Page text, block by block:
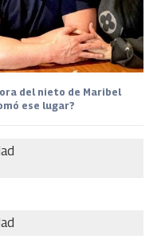
del nieto de Maribel
ese lugar?